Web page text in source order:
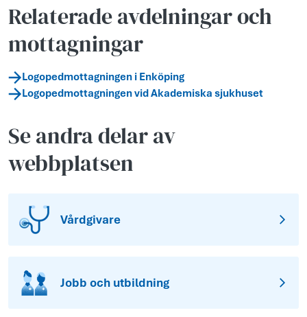
Relaterade avdelningar och
mottagningar
Logopedmottagningen i Enköping
Logopedmottagningen vid Akademiska sjukhuset
Se andra delar av
webbplatsen
Vårdgivare
Jobb och utbildning